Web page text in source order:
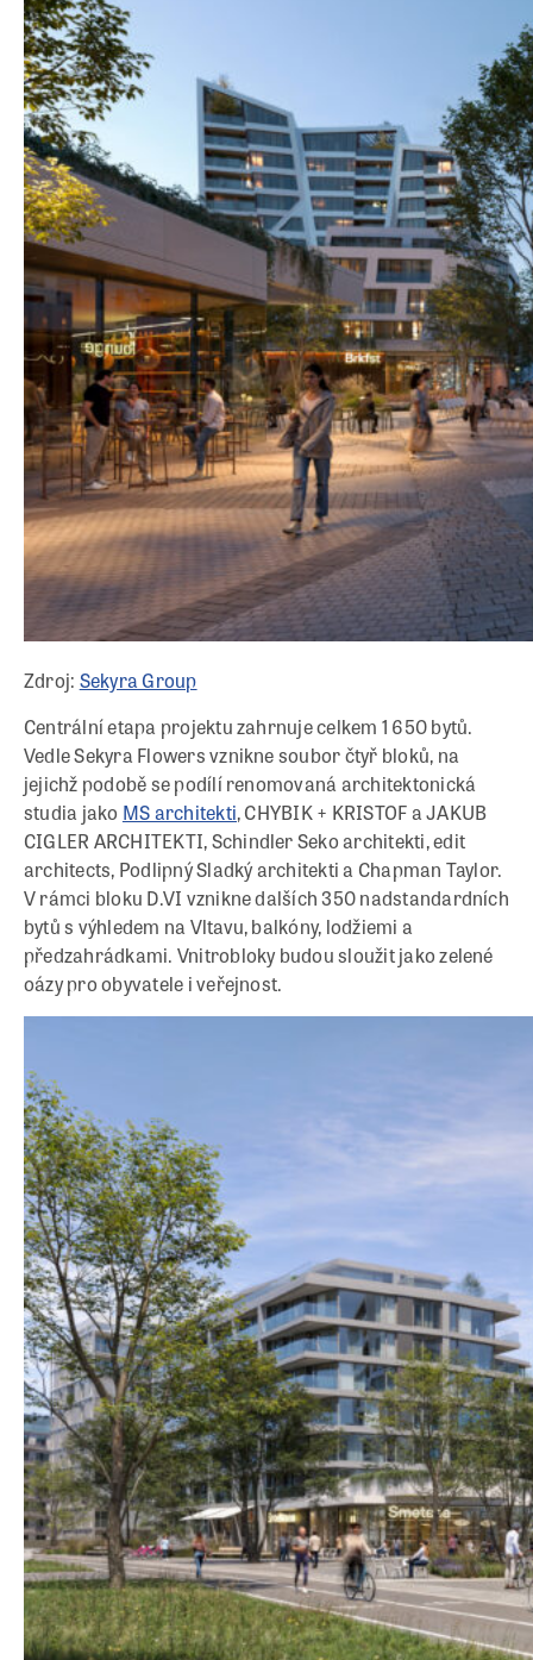
Zdroj: Sekyra Group
Centrální etapa projektu zahrnuje celkem 1 650 bytů.
Vedle Sekyra Flowers vznikne soubor čtyř bloků, na
jejichž podobě se podílí renomovaná architektonická
studia jako MS architekti, CHYBIK + KRISTOF a JAKUB
CIGLER ARCHITEKTI, Schindler Seko architekti, edit
architects, Podlipný Sladký architekti a Chapman Taylor.
V rámci bloku D.VI vznikne dalších 350 nadstandardních
bytů s výhledem na Vltavu, balkóny, lodžiemi a
předzahrádkami. Vnitrobloky budou sloužit jako zelené
oázy pro obyvatele i veřejnost.